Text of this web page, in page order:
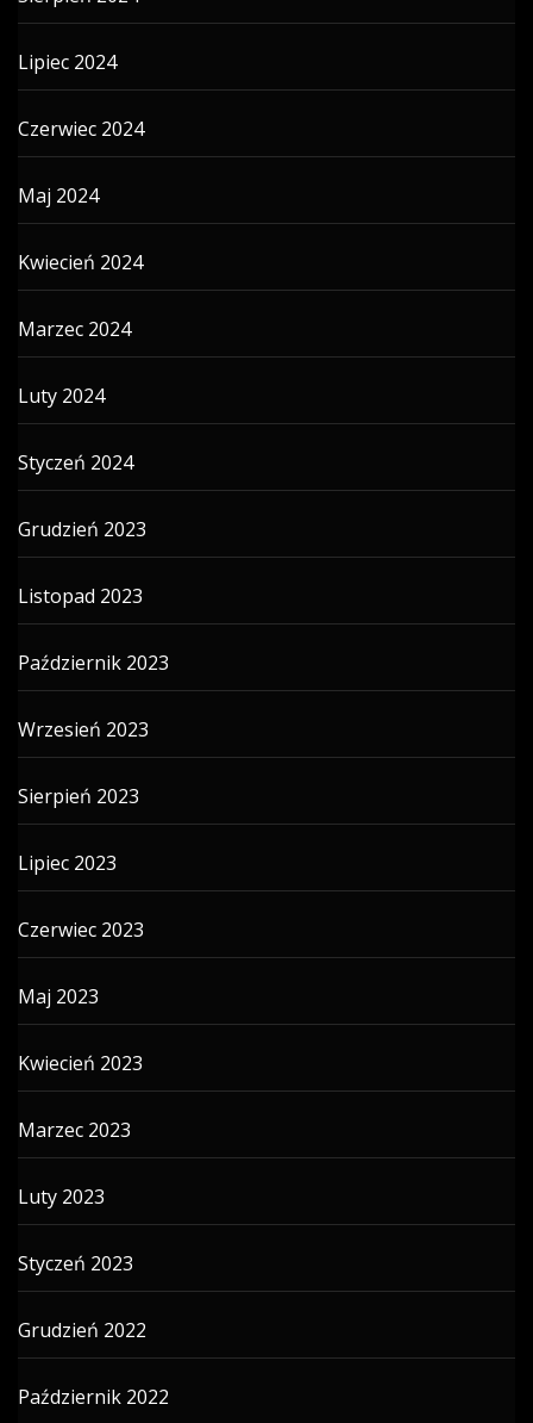
Lipiec 2024
Czerwiec 2024
Maj 2024
Kwiecień 2024
Marzec 2024
Luty 2024
Styczeń 2024
Grudzień 2023
Listopad 2023
Październik 2023
Wrzesień 2023
Sierpień 2023
Lipiec 2023
Czerwiec 2023
Maj 2023
Kwiecień 2023
Marzec 2023
Luty 2023
Styczeń 2023
Grudzień 2022
Październik 2022